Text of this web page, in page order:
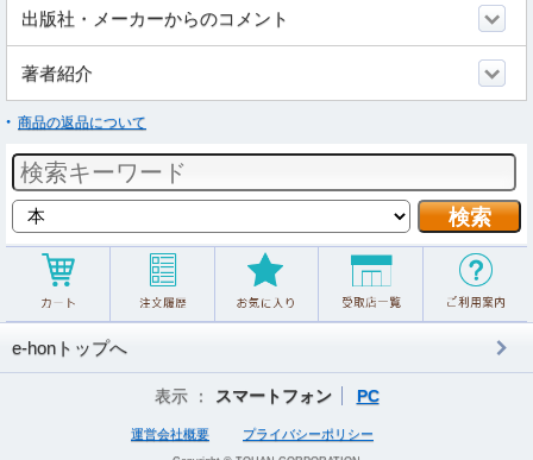
出版社・メーカーからのコメント
著者紹介
商品の返品について
e-honトップへ
表示 ： スマートフォン PC
運営会社概要 プライバシーポリシー